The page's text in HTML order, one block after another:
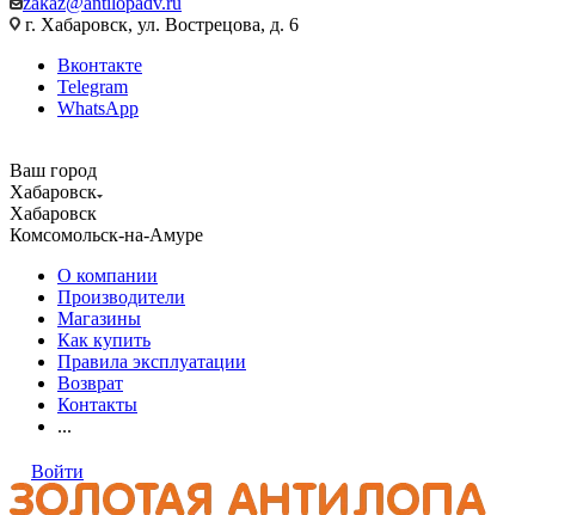
г. Хабаровск, ул. Вострецова, д. 6
Вконтакте
Telegram
WhatsApp
Ваш город
Хабаровск
Хабаровск
Комсомольск-на-Амуре
О компании
Производители
Магазины
Как купить
Правила эксплуатации
Возврат
Контакты
...
Войти